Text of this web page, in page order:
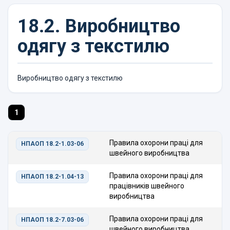
18.2. Виробництво
одягу з текстилю
Виробництво одягу з текстилю
1
НПАОП 18.2-1.03-06
Правила охорони праці для
швейного виробництва
НПАОП 18.2-1.04-13
Правила охорони праці для
працівників швейного
виробництва
НПАОП 18.2-7.03-06
Правила охорони праці для